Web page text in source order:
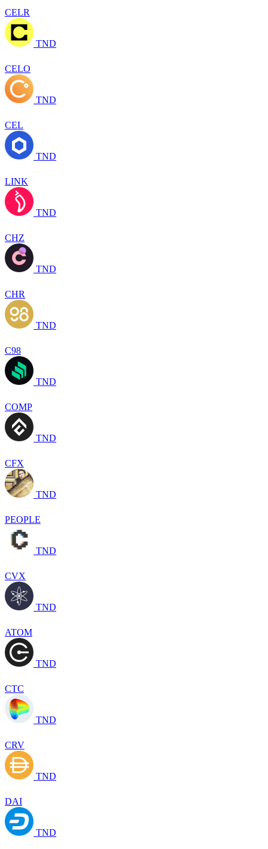
CELR
TND
CELO
TND
CEL
TND
LINK
TND
CHZ
TND
CHR
TND
C98
TND
COMP
TND
CFX
TND
PEOPLE
TND
CVX
TND
ATOM
TND
CTC
TND
CRV
TND
DAI
TND